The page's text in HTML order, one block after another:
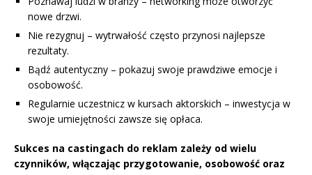
nowe drzwi.
Nie rezygnuj – wytrwałość często przynosi najlepsze
rezultaty.
Bądź autentyczny – pokazuj swoje prawdziwe emocje i
osobowość.
Regularnie uczestnicz w kursach aktorskich – inwestycja w
swoje umiejętności zawsze się opłaca.
Sukces na castingach do reklam zależy od wielu
czynników, włączając przygotowanie, osobowość oraz